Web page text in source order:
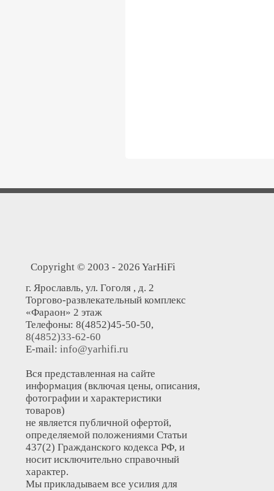
Copyright © 2003 - 2026 YarHiFi
г. Ярославль, ул. Гоголя , д. 2
Торгово-развлекательный комплекс
«Фараон» 2 этаж
Телефоны: 8(4852)45-50-50,
8(4852)33-62-60
E-mail: info@yarhifi.ru
Вся представленная на сайте
информация (включая цены, описания,
фотографии и характеристики
товаров)
не является публичной офертой,
определяемой положениями Статьи
437(2) Гражданского кодекса РФ, и
носит исключительно справочный
характер.
Мы прикладываем все усилия для